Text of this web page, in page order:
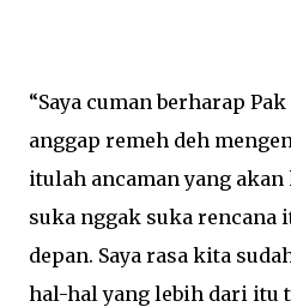
“Saya cuman berharap
anggap remeh deh
itulah ancaman yang
suka nggak suka rencana
depan. Saya rasa kita
hal-hal yang lebih dari itu